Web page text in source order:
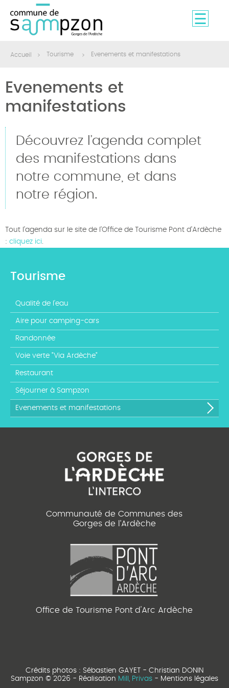
Accueil Tourisme Evenements et manifestations
Evenements et
manifestations
Découvrez l’agenda complet
des manifestations dans
notre commune, et dans
notre région.
Tout l’agenda sur le site de l’Office de Tourisme Pont d’Ardèche
: cliquez ici.
Tourisme
Qualité de l'eau
Aire pour camping-cars
Randonnée
Voie verte "Via Ardèche"
Restaurant
Séjourner à Sampzon
Evenements et manifestations
Communauté de Communes des
Gorges de l’Ardèche
Office de Tourisme Pont d'Arc Ardèche
Crédits photos : Sébastien GAYET - Christian DONIN
Sampzon © 2026 - Réalisation Mill, Privas - Mentions légales